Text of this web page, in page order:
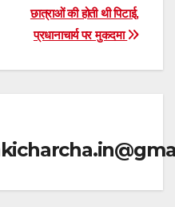
छात्राओं की होती थी पिटाई,
प्रधानाचार्य पर मुकदमा